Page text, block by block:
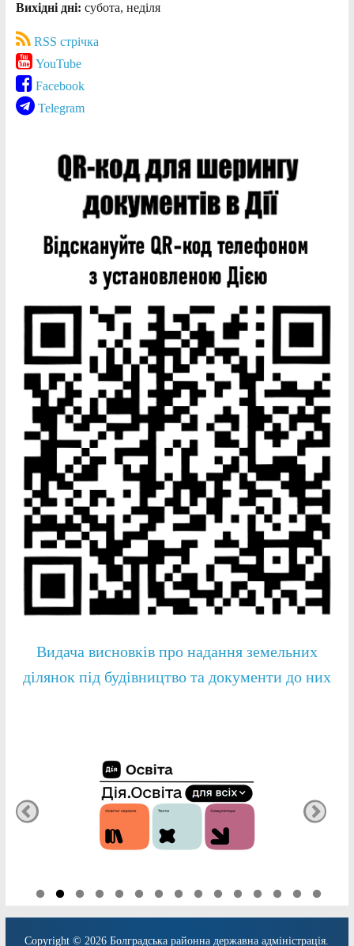
Вихідні дні: субота, неділя
RSS стрічка
YouTube
Facebook
Telegram
Видача висновків про надання земельних
ділянок під будівництво та документи до них
Copyright © 2026Болградська районна державна адміністрація